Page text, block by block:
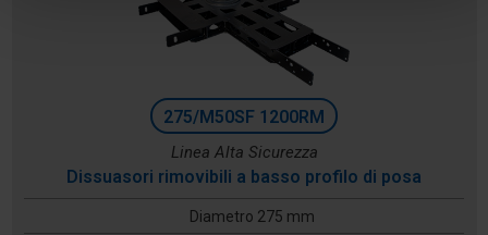
275/M50SF 1200RM
Linea Alta Sicurezza
Dissuasori rimovibili a basso profilo di posa
Diametro 275 mm